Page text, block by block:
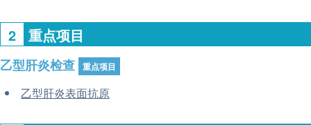
2 重点项目
乙型肝炎检查 重点项目
乙型肝炎表面抗原